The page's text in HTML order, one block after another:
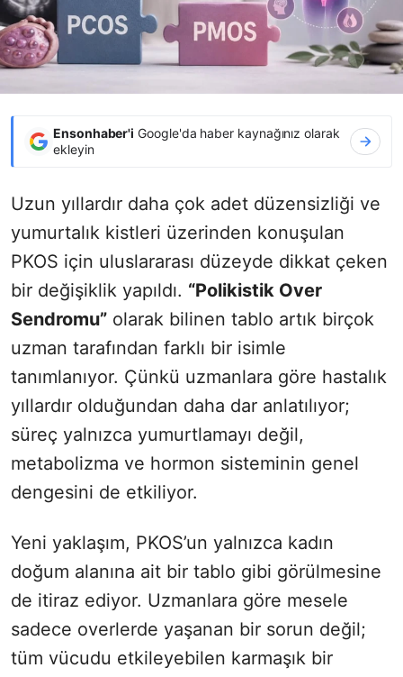
Ensonhaber'i Google'da haber kaynağınız olarak
ekleyin
Uzun yıllardır daha çok adet düzensizliği ve
yumurtalık kistleri üzerinden konuşulan
PKOS için uluslararası düzeyde dikkat çeken
bir değişiklik yapıldı. “Polikistik Over
Sendromu” olarak bilinen tablo artık birçok
uzman tarafından farklı bir isimle
tanımlanıyor. Çünkü uzmanlara göre hastalık
yıllardır olduğundan daha dar anlatılıyor;
süreç yalnızca yumurtlamayı değil,
metabolizma ve hormon sisteminin genel
dengesini de etkiliyor.
Yeni yaklaşım, PKOS’un yalnızca kadın
doğum alanına ait bir tablo gibi görülmesine
de itiraz ediyor. Uzmanlara göre mesele
sadece overlerde yaşanan bir sorun değil;
tüm vücudu etkileyebilen karmaşık bir